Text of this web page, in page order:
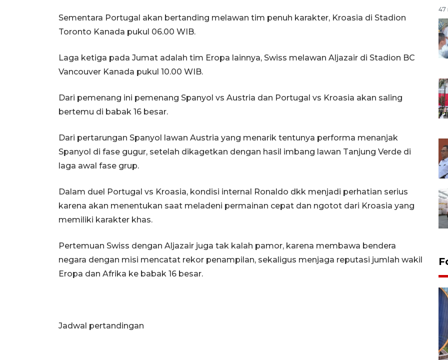
Sementara Portugal akan bertanding melawan tim penuh karakter, Kroasia di Stadion
Toronto Kanada pukul 06.00 WIB.
Laga ketiga pada Jumat adalah tim Eropa lainnya, Swiss melawan Aljazair di Stadion BC
Vancouver Kanada pukul 10.00 WIB.
Dari pemenang ini pemenang Spanyol vs Austria dan Portugal vs Kroasia akan saling
bertemu di babak 16 besar.
Dari pertarungan Spanyol lawan Austria yang menarik tentunya performa menanjak
Spanyol di fase gugur, setelah dikagetkan dengan hasil imbang lawan Tanjung Verde di
laga awal fase grup.
Dalam duel Portugal vs Kroasia, kondisi internal Ronaldo dkk menjadi perhatian serius
karena akan menentukan saat meladeni permainan cepat dan ngotot dari Kroasia yang
memiliki karakter khas.
Pertemuan Swiss dengan Aljazair juga tak kalah pamor, karena membawa bendera
negara dengan misi mencatat rekor penampilan, sekaligus menjaga reputasi jumlah wakil
Eropa dan Afrika ke babak 16 besar.
Jadwal pertandingan
47